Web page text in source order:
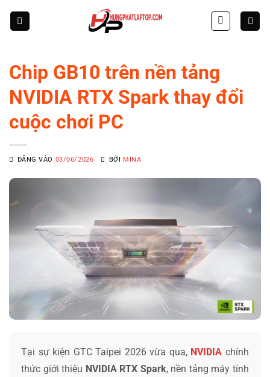
Chip GB10 trên nền tảng
NVIDIA RTX Spark thay đổi
cuộc chơi PC
ĐĂNG VÀO 03/06/2026 BỞI MINA
Tại sự kiện GTC Taipei 2026 vừa qua, NVIDIA chính
thức giới thiệu NVIDIA RTX Spark, nền tảng máy tính